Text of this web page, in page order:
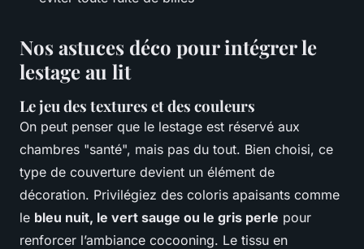
Nos astuces déco pour intégrer le
lestage au lit
Le jeu des textures et des couleurs
On peut penser que le lestage est réservé aux
chambres "santé", mais pas du tout. Bien choisi, ce
type de couverture devient un élément de
décoration. Privilégiez des coloris apaisants comme
le bleu nuit, le vert sauge ou le gris perle pour
renforcer l’ambiance cocooning. Le tissu en